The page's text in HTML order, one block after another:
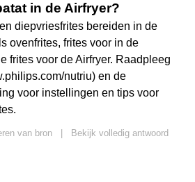
in de Airfryer?
diepvriesfrites bereiden in de
ovenfrites, frites voor in de
frites voor de Airfryer. Raadpleeg
nutriu) en de
voor instellingen en tips voor
van bron
Bekijk volledig antwoord